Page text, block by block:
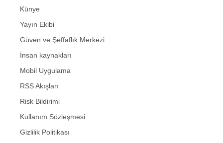
Künye
Yayın Ekibi
Güven ve Şeffaflık Merkezi
İnsan kaynakları
Mobil Uygulama
RSS Akışları
Risk Bildirimi
Kullanım Sözleşmesi
Gizlilik Politikası